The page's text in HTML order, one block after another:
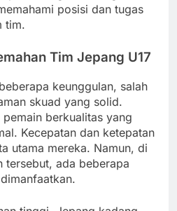
posisi dan tugas
tim.
Tim Jepang U17
keunggulan, salah
skuad yang solid.
berkualitas yang
Kecepatan dan ketepatan
utama mereka. Namun, di
tersebut, ada beberapa